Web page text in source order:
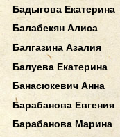
Бадыгова Екатерина
Балабекян Алиса
Балгазина Азалия
Балуева Екатерина
Банасюкевич Анна
Барабанова Евгения
Барабанова Марина